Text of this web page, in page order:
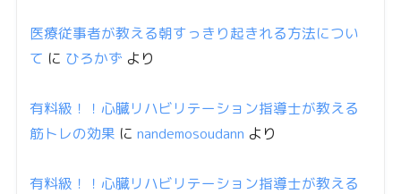
医療従事者が教える朝すっきり起きれる方法につい
て に ひろかず より
有料級！！心臓リハビリテーション指導士が教える
筋トレの効果 に nandemosoudann より
有料級！！心臓リハビリテーション指導士が教える